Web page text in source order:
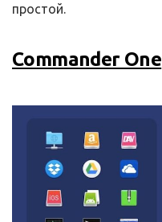
простой.
Commander One